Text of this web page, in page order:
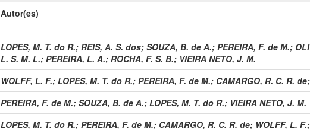
Autor(es)
LOPES, M. T. do R.; REIS, A. S. dos; SOUZA, B. de A.; PEREIRA, F. de M.;
L. S. M. L.; PEREIRA, L. A.; ROCHA, F. S. B.; VIEIRA NETO, J. M.
WOLFF, L. F.; LOPES, M. T. do R.; PEREIRA, F. de M.; CAMARGO, R. C. R. de;
PEREIRA, F. de M.; SOUZA, B. de A.; LOPES, M. T. do R.; VIEIRA NETO, J. M.
LOPES, M. T. do R.; PEREIRA, F. de M.; CAMARGO, R. C. R. de; WOLFF, L. F.;